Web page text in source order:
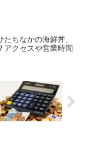
ちなかの海鮮丼、
アクセスや営業時間